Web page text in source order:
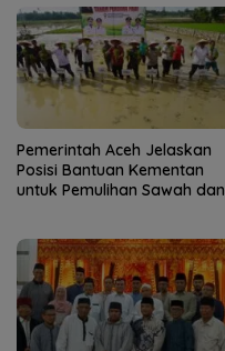
Pemerintah Aceh Jelaskan
Posisi Bantuan Kementan
untuk Pemulihan Sawah dan